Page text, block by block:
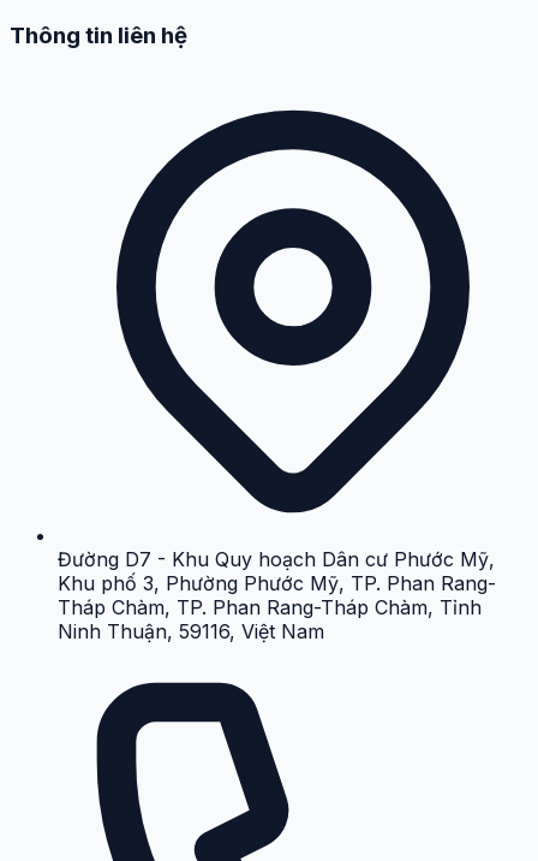
Thông tin liên hệ
Đường D7 - Khu Quy hoạch Dân cư Phước Mỹ,
Khu phố 3, Phường Phước Mỹ, TP. Phan Rang-
Tháp Chàm, TP. Phan Rang-Tháp Chàm, Tỉnh
Ninh Thuận, 59116, Việt Nam